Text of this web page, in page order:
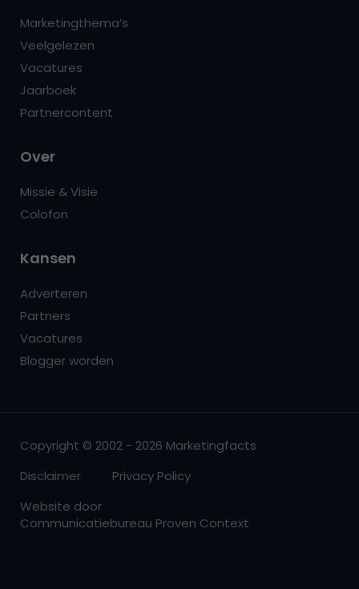
Marketingthema’s
Veelgelezen
Vacatures
Jaarboek
Partnercontent
Over
Missie & Visie
Colofon
Kansen
Adverteren
Partners
Vacatures
Blogger worden
Copyright © 2002 - 2026 Marketingfacts
Disclaimer
Privacy Policy
Website door
Communicatiebureau Proven Context